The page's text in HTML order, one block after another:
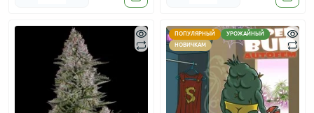
ПОПУЛЯРНЫЙ
УРОЖАЙНЫЙ
НОВИЧКАМ